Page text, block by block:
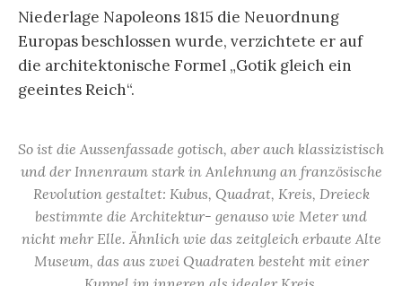
Niederlage Napoleons 1815 die Neuordnung
Europas beschlossen wurde, verzichtete er auf
die architektonische Formel „Gotik gleich ein
geeintes Reich“.
So ist die Aussenfassade gotisch, aber auch klassizistisch
und der Innenraum stark in Anlehnung an französische
Revolution gestaltet: Kubus, Quadrat, Kreis, Dreieck
bestimmte die Architektur- genauso wie Meter und
nicht mehr Elle. Ähnlich wie das zeitgleich erbaute Alte
Museum, das aus zwei Quadraten besteht mit einer